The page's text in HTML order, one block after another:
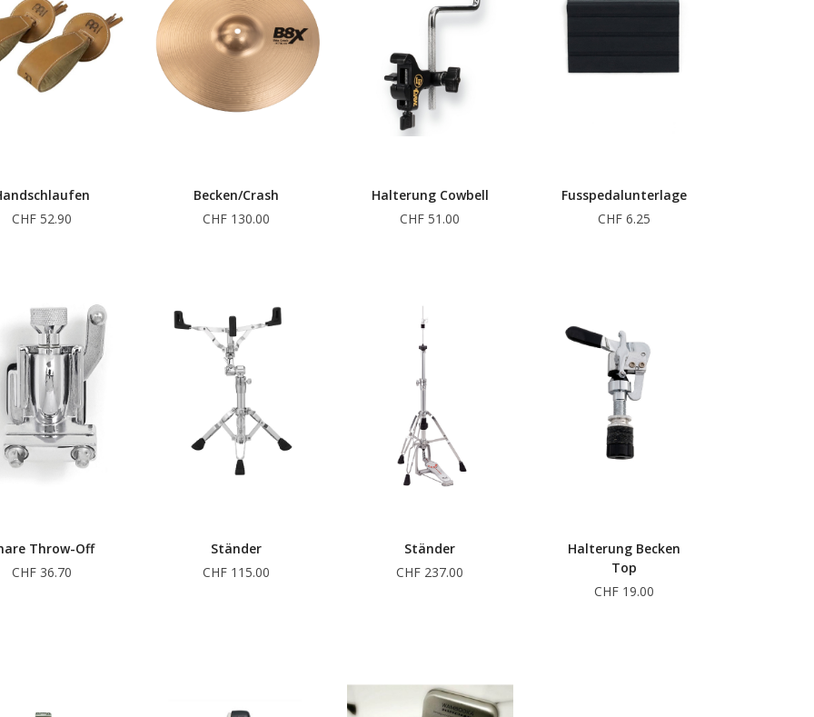
CHF 52.90
Becken/Crash
CHF 130.00
Halterung Cowbell
CHF 51.00
Fusspedalunterlage
CHF 6.25
Throw-Off
CHF 36.70
Ständer
CHF 115.00
Ständer
CHF 237.00
Halterung Becken
Top
CHF 19.00